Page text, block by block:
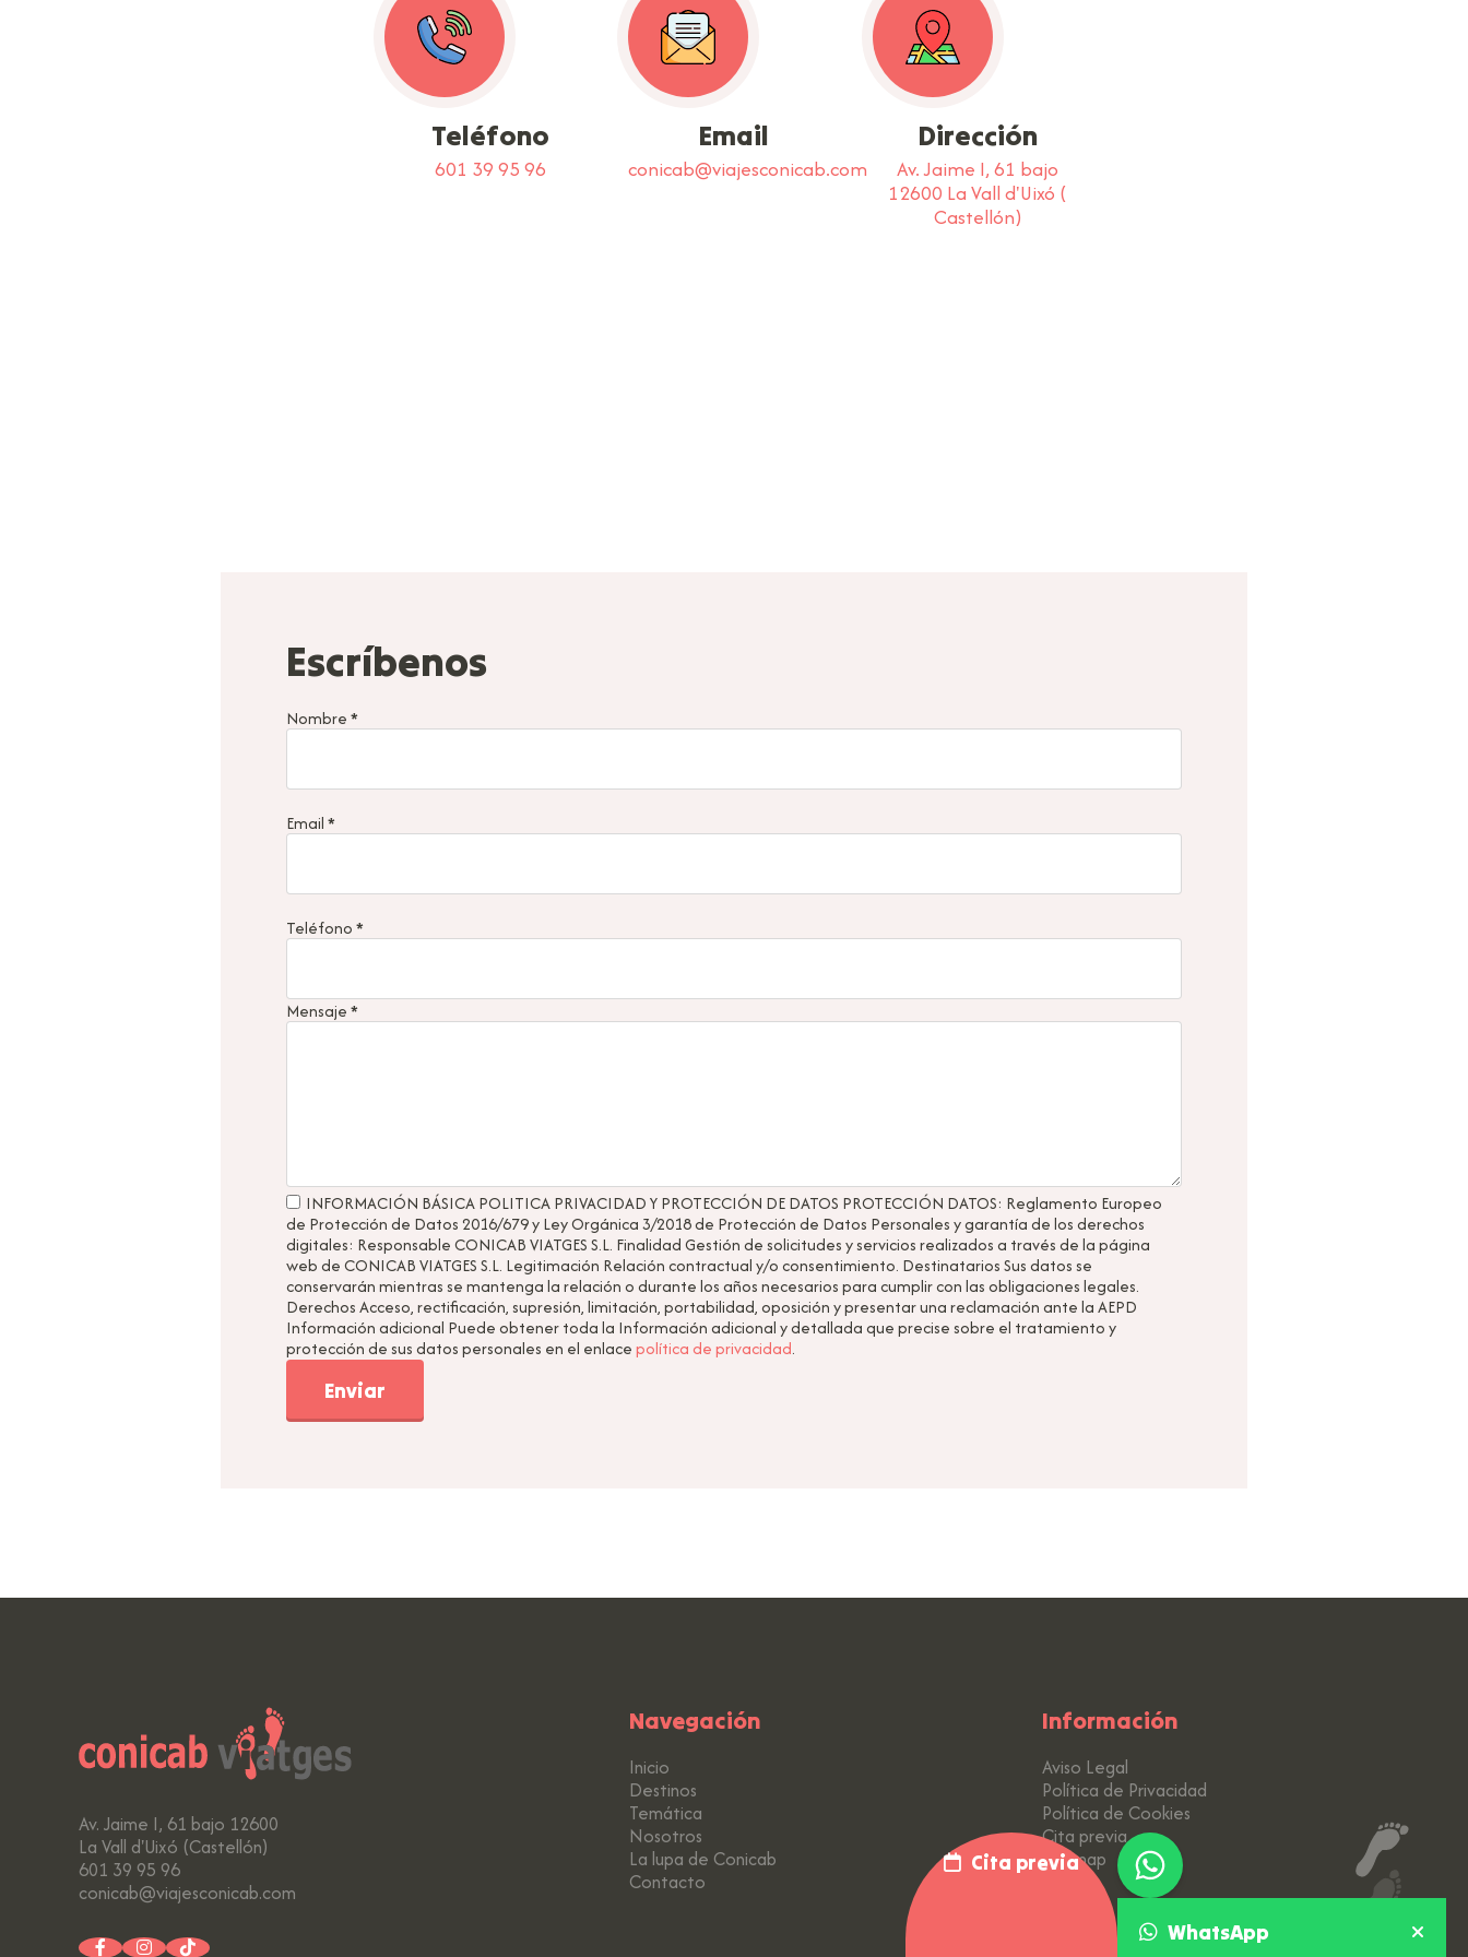
Teléfono
601 39 95 96
Email
conicab@viajesconicab.com
Dirección
Av. Jaime I, 61 bajo
12600 La Vall d'Uixó (
Castellón)
Escríbenos
Nombre*
Email*
Teléfono*
Mensaje*
INFORMACIÓN BÁSICA POLITICA PRIVACIDAD Y PROTECCIÓN DE DATOS PROTECCIÓN DATOS: Reglamento Europeo
de Protección de Datos 2016/679 y Ley Orgánica 3/2018 de Protección de Datos Personales y garantía de los derechos
digitales: Responsable CONICAB VIATGES S.L. Finalidad Gestión de solicitudes y servicios realizados a través de la página
web de CONICAB VIATGES S.L. Legitimación Relación contractual y/o consentimiento. Destinatarios Sus datos se
conservarán mientras se mantenga la relación o durante los años necesarios para cumplir con las obligaciones legales.
Derechos Acceso, rectificación, supresión, limitación, portabilidad, oposición y presentar una reclamación ante la AEPD
Información adicional Puede obtener toda la Información adicional y detallada que precise sobre el tratamiento y
protección de sus datos personales en el enlacepolítica de privacidad.
Enviar
Av. Jaime I, 61 bajo 12600
La Vall d'Uixó (Castellón)
601 39 95 96
conicab@viajesconicab.com
Navegación
Inicio
Destinos
Temática
Nosotros
La lupa de Conicab
Contacto
Información
Aviso Legal
Política de Privacidad
Política de Cookies
Cita previa
Sitemap
Cita previa
WhatsApp